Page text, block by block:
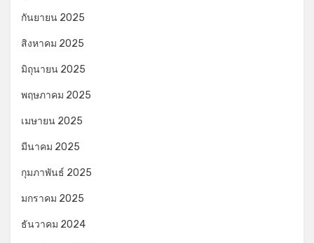
กันยายน 2025
สิงหาคม 2025
มิถุนายน 2025
พฤษภาคม 2025
เมษายน 2025
มีนาคม 2025
กุมภาพันธ์ 2025
มกราคม 2025
ธันวาคม 2024